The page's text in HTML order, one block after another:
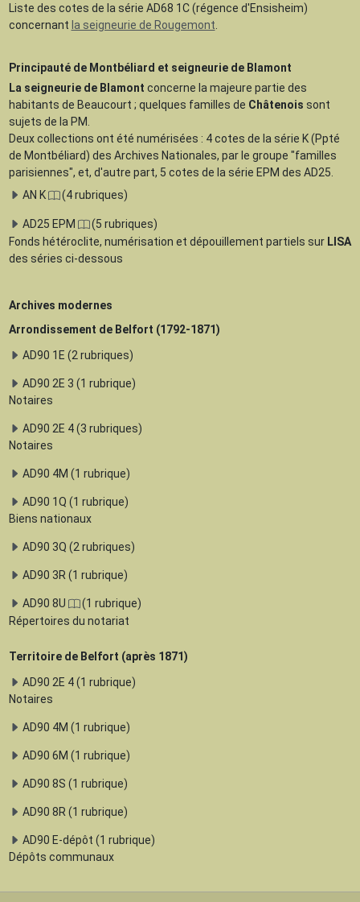
Liste des cotes de la série AD68 1C (régence d'Ensisheim)
concernant la seigneurie de Rougemont
Principauté de Montbéliard et seigneurie de Blamont
La seigneurie de Blamont concerne la majeure partie des
habitants de Beaucourt ; quelques familles de Châtenois sont
sujets de la PM.
Deux collections ont été numérisées : 4 cotes de la série K (Ppté
de Montbéliard) des Archives Nationales, par le groupe "familles
parisiennes", et, d'autre part, 5 cotes de la série EPM des AD25.
AN K
(4 rubriques)
AD25 EPM
(5 rubriques)
Fonds hétéroclite, numérisation et dépouillement partiels sur LISA
des séries ci-dessous
Archives modernes
Arrondissement de Belfort (1792-1871)
AD90 1E (2 rubriques)
AD90 2E 3 (1 rubrique)
Notaires
AD90 2E 4 (3 rubriques)
Notaires
AD90 4M (1 rubrique)
AD90 1Q (1 rubrique)
Biens nationaux
AD90 3Q (2 rubriques)
AD90 3R (1 rubrique)
AD90 8U
(1 rubrique)
Répertoires du notariat
Territoire de Belfort (après 1871)
AD90 2E 4 (1 rubrique)
Notaires
AD90 4M (1 rubrique)
AD90 6M (1 rubrique)
AD90 8S (1 rubrique)
AD90 8R (1 rubrique)
AD90 E-dépôt (1 rubrique)
Dépôts communaux